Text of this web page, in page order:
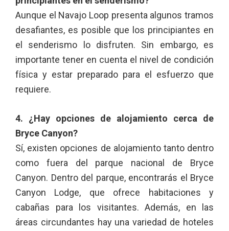
Aunque el Navajo Loop presenta algunos tramos
desafiantes, es posible que los principiantes en
el senderismo lo disfruten. Sin embargo, es
importante tener en cuenta el nivel de condición
física y estar preparado para el esfuerzo que
requiere.
4. ¿Hay opciones de alojamiento cerca de
Bryce Canyon?
Sí, existen opciones de alojamiento tanto dentro
como fuera del parque nacional de Bryce
Canyon. Dentro del parque, encontrarás el Bryce
Canyon Lodge, que ofrece habitaciones y
cabañas para los visitantes. Además, en las
áreas circundantes hay una variedad de hoteles